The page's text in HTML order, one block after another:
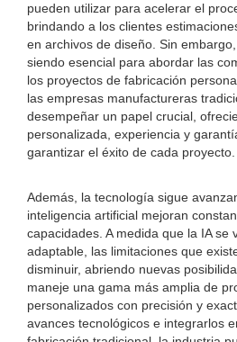
pueden utilizar para acelerar el
brindando a los clientes
en archivos de diseño. Sin
siendo esencial para abordar las
los proyectos de fabricación
las empresas manufactureras
desempeñar un papel crucial,
personalizada, experiencia y
garantizar el éxito de cada proyecto.
Además, la tecnología sigue
inteligencia artificial mejoran
capacidades. A medida que la IA se
adaptable, las limitaciones que
disminuir, abriendo nuevas
maneje una gama más amplia de
personalizados con precisión y
avances tecnológicos e integrarlos